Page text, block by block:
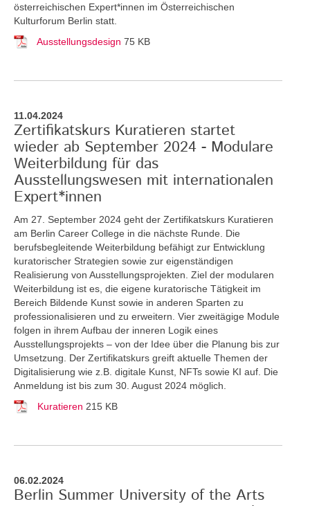
österreichischen Expert*innen im Österreichischen
Kulturforum Berlin statt.
Ausstellungsdesign 75 KB
11.04.2024
Zertifikatskurs Kuratieren startet
wieder ab September 2024 - Modulare
Weiterbildung für das
Ausstellungswesen mit internationalen
Expert*innen
Am 27. September 2024 geht der Zertifikatskurs Kuratieren
am Berlin Career College in die nächste Runde. Die
berufsbegleitende Weiterbildung befähigt zur Entwicklung
kuratorischer Strategien sowie zur eigenständigen
Realisierung von Ausstellungsprojekten. Ziel der modularen
Weiterbildung ist es, die eigene kuratorische Tätigkeit im
Bereich Bildende Kunst sowie in anderen Sparten zu
professionalisieren und zu erweitern. Vier zweitägige Module
folgen in ihrem Aufbau der inneren Logik eines
Ausstellungsprojekts – von der Idee über die Planung bis zur
Umsetzung. Der Zertifikatskurs greift aktuelle Themen der
Digitalisierung wie z.B. digitale Kunst, NFTs sowie KI auf. Die
Anmeldung ist bis zum 30. August 2024 möglich.
Kuratieren 215 KB
06.02.2024
Berlin Summer University of the Arts